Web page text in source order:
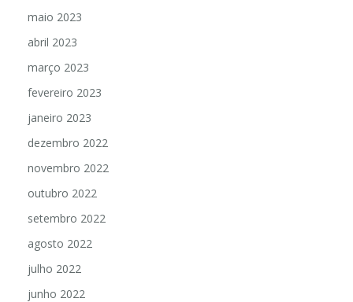
maio 2023
abril 2023
março 2023
fevereiro 2023
janeiro 2023
dezembro 2022
novembro 2022
outubro 2022
setembro 2022
agosto 2022
julho 2022
junho 2022